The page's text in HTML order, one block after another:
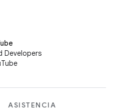
Developers
ASISTENCIA